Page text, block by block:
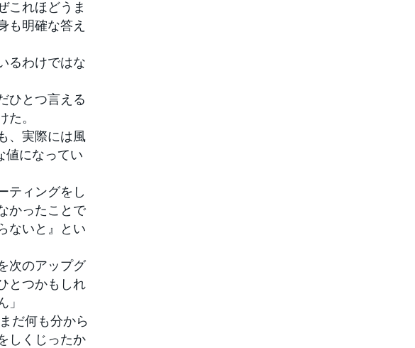
これほどうま
も明確な答え
るわけではな
ひとつ言える
。
、実際には風
値になってい
ティングをし
かったことで
ないと』とい
次のアップグ
とつかもしれ
だ何も分から
しくじったか